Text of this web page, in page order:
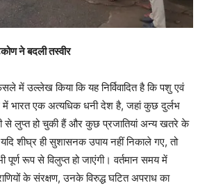
ने बदली तस्वीर
फैसले में उल्लेख किया कि यह निर्विवादित है कि पशु एवं
में भारत एक अत्यधिक धनी देश है, जहां कुछ दुर्लभ
से लुप्त हो चुकी हैं और कुछ प्रजातियां अन्य खतरे के
शीघ्र ही सुशासनक उपाय नहीं निकाले गए, तो
पूर्ण रूप से विलुप्त हो जाएंगी। वर्तमान समय में
के संरक्षण, उनके विरुद्ध घटित अपराध का